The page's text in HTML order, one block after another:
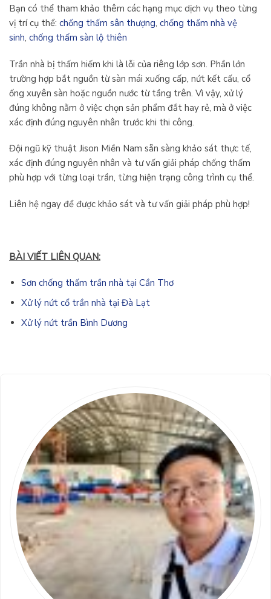
Bạn có thể tham khảo thêm các hạng mục dịch vụ theo từng
vị trí cụ thể: chống thấm sân thượng, chống thấm nhà vệ
sinh, chống thấm sàn lộ thiên
Trần nhà bị thấm hiếm khi là lỗi của riêng lớp sơn. Phần lớn
trường hợp bắt nguồn từ sàn mái xuống cấp, nứt kết cấu, cổ
ống xuyên sàn hoặc nguồn nước từ tầng trên. Vì vậy, xử lý
đúng không nằm ở việc chọn sản phẩm đắt hay rẻ, mà ở việc
xác định đúng nguyên nhân trước khi thi công.
Đội ngũ kỹ thuật Jison Miền Nam sẵn sàng khảo sát thực tế,
xác định đúng nguyên nhân và tư vấn giải pháp chống thấm
phù hợp với từng loại trần, từng hiện trạng công trình cụ thể.
Liên hệ ngay để được khảo sát và tư vấn giải pháp phù hợp!
BÀI VIẾT LIÊN QUAN:
Sơn chống thấm trần nhà tại Cần Thơ
Xử lý nứt cổ trần nhà tại Đà Lạt
Xử lý nứt trần Bình Dương